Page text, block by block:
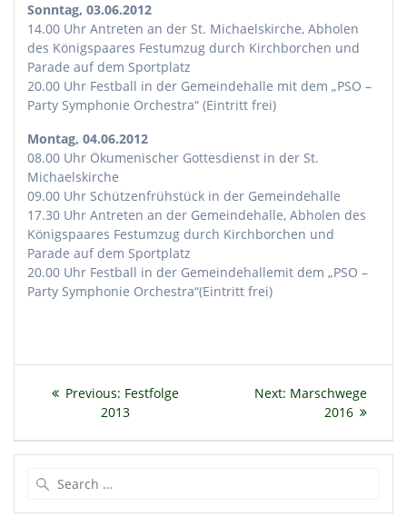
Sonntag, 03.06.2012
14.00 Uhr Antreten an der St. Michaelskirche, Abholen
des Königspaares Festumzug durch Kirchborchen und
Parade auf dem Sportplatz
20.00 Uhr Festball in der Gemeindehalle mit dem „PSO –
Party Symphonie Orchestra“ (Eintritt frei)
Montag, 04.06.2012
08.00 Uhr Ökumenischer Gottesdienst in der St.
Michaelskirche
09.00 Uhr Schützenfrühstück in der Gemeindehalle
17.30 Uhr Antreten an der Gemeindehalle, Abholen des
Königspaares Festumzug durch Kirchborchen und
Parade auf dem Sportplatz
20.00 Uhr Festball in der Gemeindehallemit dem „PSO –
Party Symphonie Orchestra“(Eintritt frei)
Beitragsnavigation
Previous: Previous
post:
Festfolge
2013
Next: Next
Marschwege
2016